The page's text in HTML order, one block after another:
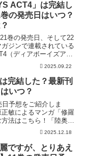
ACT4」は完結し
の発売日はいつ？
巻の発売日、そして22
ジンで連載されている
（ディアボーイズアク
2025.09.22
完結した？最新刊
いつ？
予想をご紹介しま
敏によるマンガ「修羅
法はこちら！「陸奥圓
で70%OFF... 2025.12.18
ですが、とりあえ